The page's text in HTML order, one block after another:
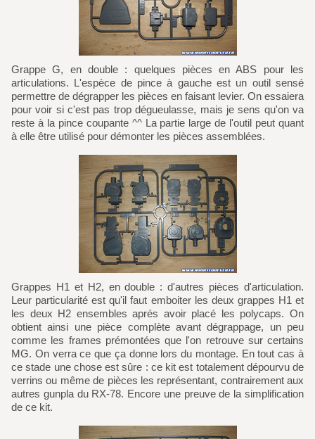
Grappe G, en double : quelques pièces en ABS pour les
articulations. L'espèce de pince à gauche est un outil sensé
permettre de dégrapper les pièces en faisant levier. On essaiera
pour voir si c'est pas trop dégueulasse, mais je sens qu'on va
reste à la pince coupante ^^ La partie large de l'outil peut quant
à elle être utilisé pour démonter les pièces assemblées.
Grappes H1 et H2, en double : d'autres pièces d'articulation.
Leur particularité est qu'il faut emboiter les deux grappes H1 et
les deux H2 ensembles aprés avoir placé les polycaps. On
obtient ainsi une pièce complète avant dégrappage, un peu
comme les frames prémontées que l'on retrouve sur certains
MG. On verra ce que ça donne lors du montage. En tout cas à
ce stade une chose est sûre : ce kit est totalement dépourvu de
verrins ou même de pièces les représentant, contrairement aux
autres gunpla du RX-78. Encore une preuve de la simplification
de ce kit.